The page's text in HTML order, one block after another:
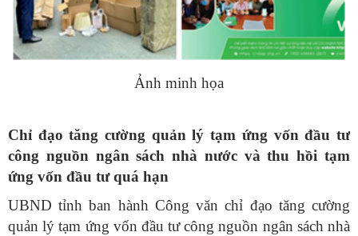
Ảnh minh họa
Chỉ đạo tăng cường quản lý tạm ứng vốn đầu tư
công nguồn ngân sách nhà nước và thu hồi tạm
ứng vốn đầu tư quá hạn
UBND tỉnh ban hành Công văn chỉ đạo tăng cường
quản lý tạm ứng vốn đầu tư công nguồn ngân sách nhà